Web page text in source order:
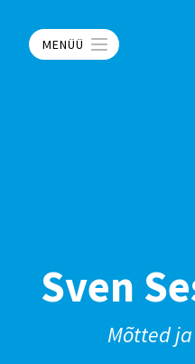
MENÜÜ
Sven
Mõtted